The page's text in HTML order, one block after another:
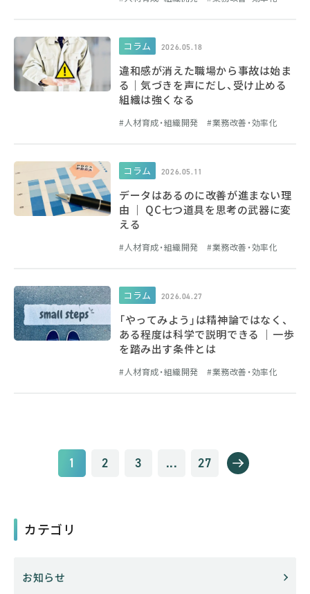
コラム 2026.05.18
違和感が消えた職場から事故は始ま
る｜気づきを声にだし、受け止める
組織は強くなる
人材育成・組織開発 業務改善・効率化
コラム 2026.05.11
データはあるのに改善が進まない理
由 ｜ QC七つ道具を思考の武器に変
える
人材育成・組織開発 業務改善・効率化
コラム 2026.04.27
「やってみよう」は精神論ではなく、
ある程度は科学で説明できる ｜一歩
を踏み出す条件とは
人材育成・組織開発 業務改善・効率化
1 2 3 ... 27
カテゴリ
お知らせ